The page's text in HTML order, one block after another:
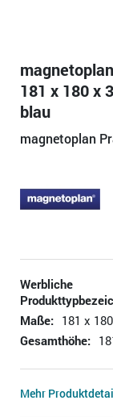
181 x 180 x
blau
magnetoplan
Werbliche
Maße: 181 x
Gesamthöhe:
Mehr